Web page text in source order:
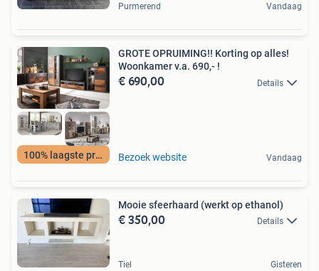
Purmerend Vandaag
100% laagste prijs
GROTE OPRUIMING!! Korting op alles!
Woonkamer v.a. 690,- !
€ 690,00 Details
Bezoek website Vandaag
Mooie sfeerhaard (werkt op ethanol)
€ 350,00 Details
Tiel Gisteren